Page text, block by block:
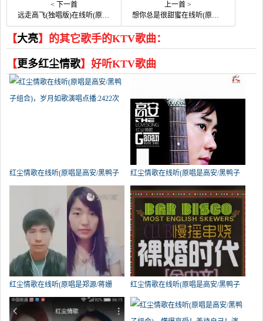
< 下一首
远走高飞(独唱版)在线听(原唱是金志文)，枫糖演唱点播:55次
上一首 >
想你总是很甜蜜在线听(原唱是高安)，梦想演唱点播:23次
【大亮】的其它歌手的KTV歌曲：
【更多红尘情歌】好听KTV歌曲
红尘情歌在线听(原唱是高安/黑鸭子
组合)，岁月如歌演唱点播:2422次
红尘情歌在线听(原唱是高安/黑鸭子
组合)，演唱点播:616次
红尘情歌在线听(原唱是郑源/蒋姗
倍)，魔幻演唱点播:582次
红尘情歌在线听(原唱是高安/黑鸭子
组合)，ㄣ黑色檸檬演唱点播:520次